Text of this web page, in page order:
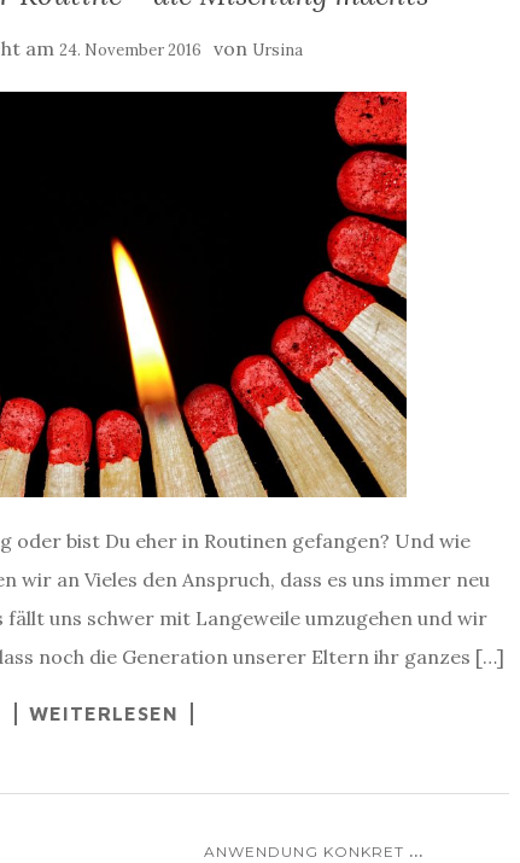
am24. November 2016 von Ursina
oder bist Du eher in Routinen gefangen? Und wie
wir an Vieles den Anspruch, dass es uns immer neu
uns schwer mit Langeweile umzugehen und wir
noch die Generation unserer Eltern ihr ganzes […]
WEITERLESEN
ANWENDUNG KONKRET ...